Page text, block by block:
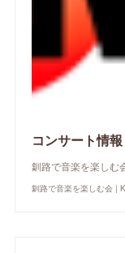
コンサート情
釧路で音楽を楽し
釧路で音楽を楽しむ会 |